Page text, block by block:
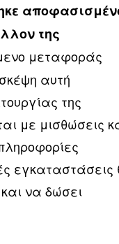
της
μεταφοράς
αυτή
της
με μισθώσεις
εγκαταστάσεις
να δώσει